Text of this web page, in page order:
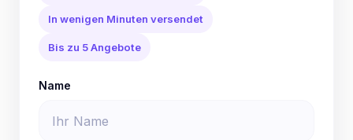
In wenigen Minuten versendet
Bis zu 5 Angebote
Name